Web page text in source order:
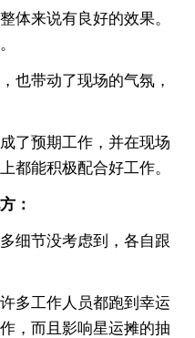
体来说有良好的效果。
也带动了现场的气氛，
了预期工作，并在现场
都能积极配合好工作。
：
细节没考虑到，各自跟
多工作人员都跑到幸运
，而且影响星运摊的抽